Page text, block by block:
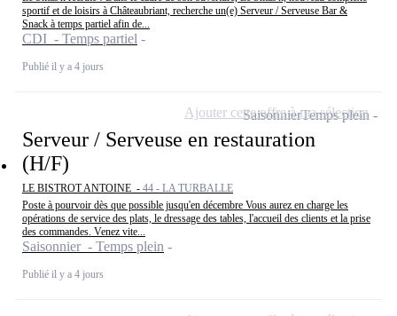
sportif et de loisirs à Châteaubriant, recherche un(e) Serveur / Serveuse Bar &
Snack à temps partiel afin de...
CDI - Temps partiel
Publié il y a 4 jours
Serveur / Serveuse en restauration
(H/F)
LE BISTROT ANTOINE - 44 - LA TURBALLE
Poste à pourvoir dès que possible jusqu'en décembre Vous aurez en charge les
opérations de service des plats, le dressage des tables, l'accueil des clients et la prise
des commandes. Venez vite...
Saisonnier - Temps plein
Publié il y a 4 jours
SaisonnierTemps plein
Ajouter cette offre à ma sélection